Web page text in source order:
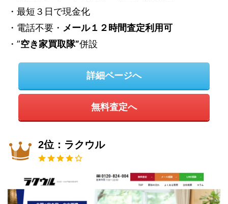
・最短３日で現金化
・電話不要・ メール１２時間査定利用可
・”空き家買取隊”併設
詳細ページへ
無料査定へ
2位：ラクウル